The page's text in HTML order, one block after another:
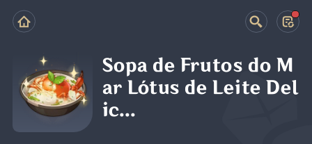
Sopa de Frutos do M
ar Lótus de Leite Del
ic...